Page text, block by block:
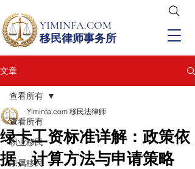
YIMINFA.COM
移民律师事务所
文章
查看所有
职业移民
亲属移民
查看所有
绿卡工资标准详解：政策依
据、计算方法与申请策略
Yiminfa.com 移民法律师